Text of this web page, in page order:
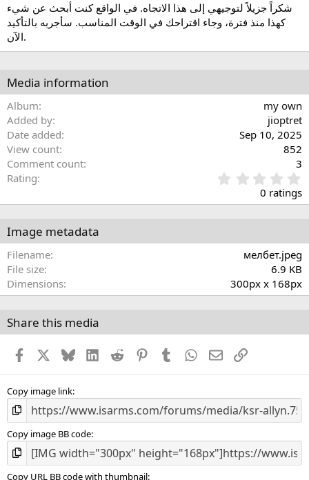
شكراً جزيلاً لتوجيهي إلى هذا الاتجاه. في الواقع كنت أبحث عن شيء
كهذا منذ فترة، وجاء اقتراحك في الوقت المناسب. سأجربه بالتأكيد
الآن.
Media information
Album
my own
Added by
jioptret
Date added
Sep 10, 2025
View count
852
Comment count
3
Rating
.
0
t
s
0 ratings
Image metadata
Filename
мелбет.jpeg
File size
6.9 KB
Dimensions
300px x 168px
Share this media
Facebook BlueskyLinkedInReddit PinterestTumblr WhatsApp
EmailLink
Copy image link
Copy image BB code
Copy URL BB code with thumbnail